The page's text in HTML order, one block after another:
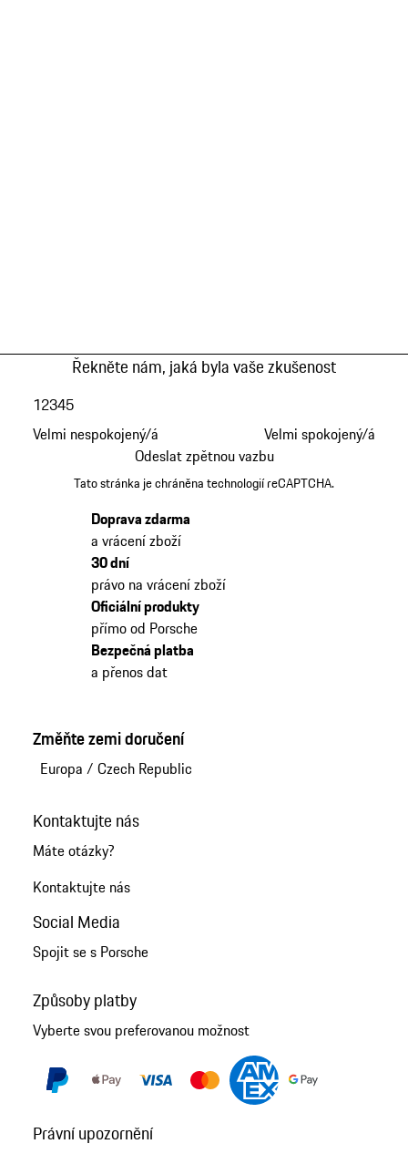
Řekněte nám, jaká byla vaše zkušenost
Velmi nespokojený/á
12345
Velmi spokojený/á
Odeslat zpětnou vazbu
Tato stránka je chráněna technologií reCAPTCHA.
Doprava zdarma
a vrácení zboží
30 dní
právo na vrácení zboží
Oficiální produkty
přímo od Porsche
Bezpečná platba
a přenos dat
Změňte zemi doručení
Europa / Czech Republic
Kontaktujte nás
Máte otázky?
Kontaktujte nás
Social Media
Spojit se s Porsche
Způsoby platby
Vyberte svou preferovanou možnost
Právní upozornění